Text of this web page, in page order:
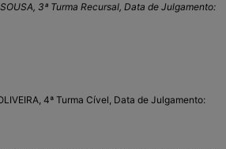
3ª Turma Recursal, Data de Julgamento:
4ª Turma Cível, Data de Julgamento: